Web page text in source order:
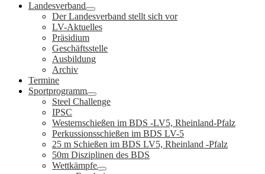
Landesverband
Der Landesverband stellt sich vor
LV-Aktuelles
Präsidium
Geschäftsstelle
Ausbildung
Archiv
Termine
Sportprogramm
Steel Challenge
IPSC
Westernschießen im BDS -LV5, Rheinland-Pfalz
Perkussionsschießen im BDS LV-5
25 m Schießen im BDS LV5, Rheinland -Pfalz
50m Disziplinen des BDS
Wettkämpfe